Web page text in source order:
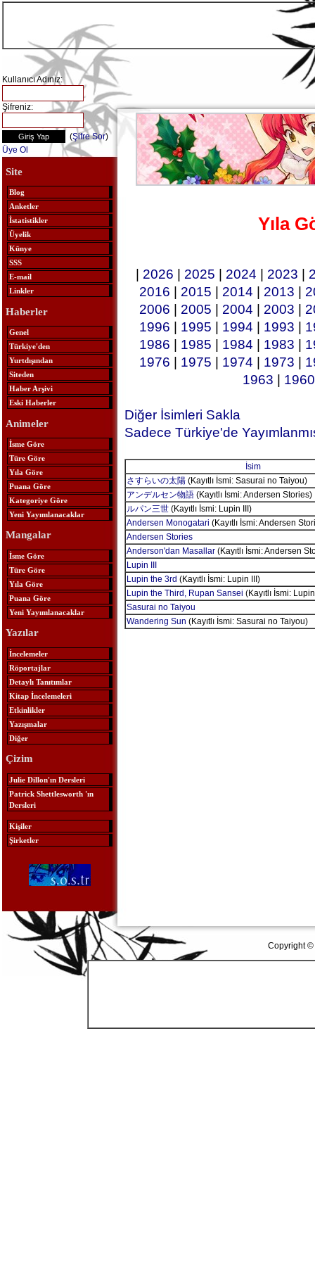
Kullanıcı Adınız:
Şifreniz:
(Şifre Sor)
Üye Ol
Site
Blog
Anketler
İstatistikler
Üyelik
Künye
SSS
E-mail
Linkler
Haberler
Genel
Türkiye'den
Yurtdışından
Siteden
Haber Arşivi
Eski Haberler
Animeler
İsme Göre
Türe Göre
Yıla Göre
Puana Göre
Kategoriye Göre
Yeni Yayımlanacaklar
Mangalar
İsme Göre
Türe Göre
Yıla Göre
Puana Göre
Yeni Yayımlanacaklar
Yazılar
İncelemeler
Röportajlar
Detaylı Tanıtımlar
Kitap İncelemeleri
Etkinlikler
Yazışmalar
Diğer
Çizim
Julie Dillon'ın Dersleri
Patrick Shettlesworth 'ın
Dersleri
Kişiler
Şirketler
Yıla
2026 2025 2024 2023
2016
2015 2014 2013
2006
2005 2004 2003
1996
1995 1994 1993
1986
1985 1984 1983
1976
1975 1974 1973
1963
1960
Diğer İsimleri Sakla
Sadece Türkiye'de
İsim
さすらいの太陽(Kayıtlı İsmi: Sasurai no Taiyou)
アンデルセン物語(Kayıtlı İsmi: Andersen Stories)
ルパン三世(Kayıtlı İsmi: Lupin III)
Andersen Monogatari (Kayıtlı İsmi: Andersen
Andersen Stories
Anderson'dan Masallar(Kayıtlı İsmi: Andersen
Lupin III
Lupin the 3rd (Kayıtlı İsmi: Lupin III)
Lupin the Third, Rupan Sansei (Kayıtlı İsmi:
Sasurai no Taiyou
Wandering Sun (Kayıtlı İsmi: Sasurai no Taiyou)
Copyright ©